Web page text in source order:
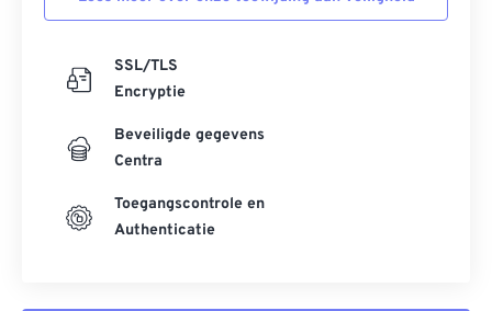
SSL/TLS
Encryptie
Beveiligde gegevens
Centra
Toegangscontrole en
Authenticatie